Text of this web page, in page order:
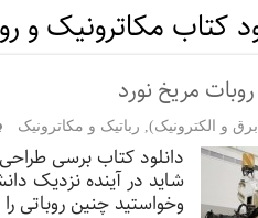
کتاب مکاترونیک و
مریخ نورد
و الکترونیک) رباتیک و مکاترونیک
دانلود کتاب برسی
شاید در آینده نزدیک
وخواستید چنین روباتی